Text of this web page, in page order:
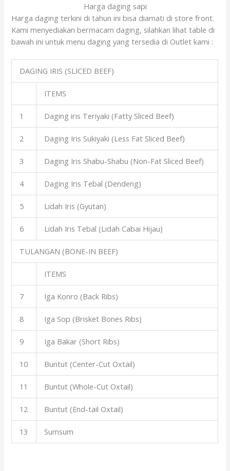
Harga daging sapi
Harga daging terkini di tahun ini bisa diamati di store front.
Kami menyediakan bermacam daging, silahkan lihat table di
bawah ini untuk menu daging yang tersedia di Outlet kami :
DAGING IRIS (SLICED BEEF)
ITEMS
1 Daging iris Teriyaki (Fatty Sliced Beef)
2 Daging Iris Sukiyaki (Less Fat Sliced Beef)
3 Daging Iris Shabu-Shabu (Non-Fat Sliced Beef)
4 Daging Iris Tebal (Dendeng)
5 Lidah Iris (Gyutan)
6 Lidah Iris Tebal (Lidah Cabai Hijau)
TULANGAN (BONE-IN BEEF)
ITEMS
7 Iga Konro (Back Ribs)
8 Iga Sop (Brisket Bones Ribs)
9 Iga Bakar (Short Ribs)
10 Buntut (Center-Cut Oxtail)
11 Buntut (Whole-Cut Oxtail)
12 Buntut (End-tail Oxtail)
13 Sumsum